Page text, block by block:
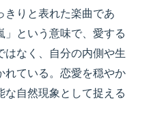
きりと表れた楽曲であ
」という意味で、愛する
はなく、自分の内側や生
れている。恋愛を穏やか
な自然現象として捉える